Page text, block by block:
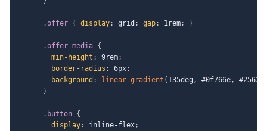
.offer { display: grid ; gap: 1rem; }
.offer-media {
min-height : 9rem;
border-radius : 6px;
background : linear-gradient ( 135deg , #0f766e,
}
.button {
display: inline-flex;